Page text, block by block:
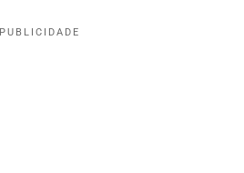
PUBLICIDADE